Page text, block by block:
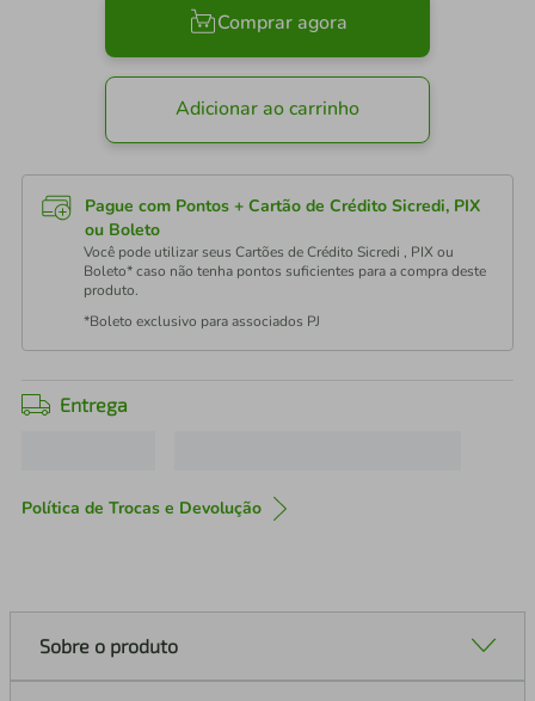
Comprar agora
Adicionar ao carrinho
Pague com Pontos + Cartão de Crédito Sicredi, PIX
ou Boleto
Você pode utilizar seus Cartões de Crédito Sicredi , PIX ou
Boleto* caso não tenha pontos suficientes para a compra deste
produto.
*Boleto exclusivo para associados PJ
Entrega
Política de Trocas e Devolução
Sobre o produto